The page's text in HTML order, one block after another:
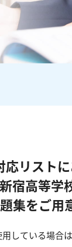
リストに
宿高等学
集をご用
している場合は